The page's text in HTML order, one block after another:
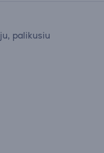
palikusiu